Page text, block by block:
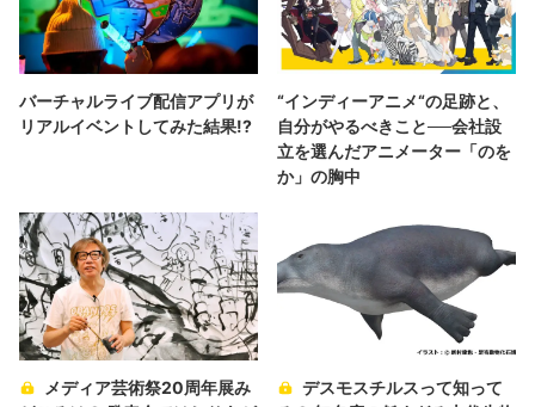
バーチャルライブ配信アプリが
リアルイベントしてみた結果!?
“インディーアニメ“の足跡と、
自分がやるべきこと──会社設
立を選んだアニメーター「のを
か」の胸中
メディア芸術祭20周年展み
デスモスチルスって知って